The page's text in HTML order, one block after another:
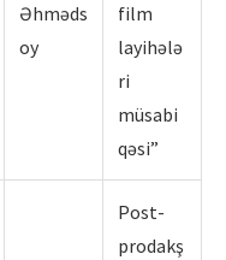
Əhməds
oy
film
layihələ
ri
müsabi
qəsi”
Post-
prodakş